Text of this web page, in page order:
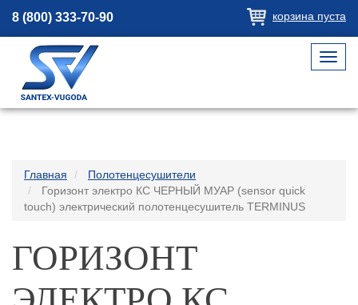
8 (800) 333-70-90 корзина пуста
Главная
Полотенцесушители
Горизонт электро КС ЧЕРНЫЙ МУАР (sensor quick
touch) электрический полотенцесушитель TERMINUS
ГОРИЗОНТ